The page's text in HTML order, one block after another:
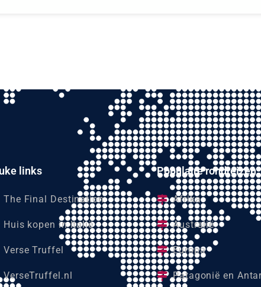
links
The Final Destination
Huis kopen in Italië
Verse Truffel
VerseTruffel.nl
Populaire rondreizen
Afrika
Australië
Europa
Patagonië en